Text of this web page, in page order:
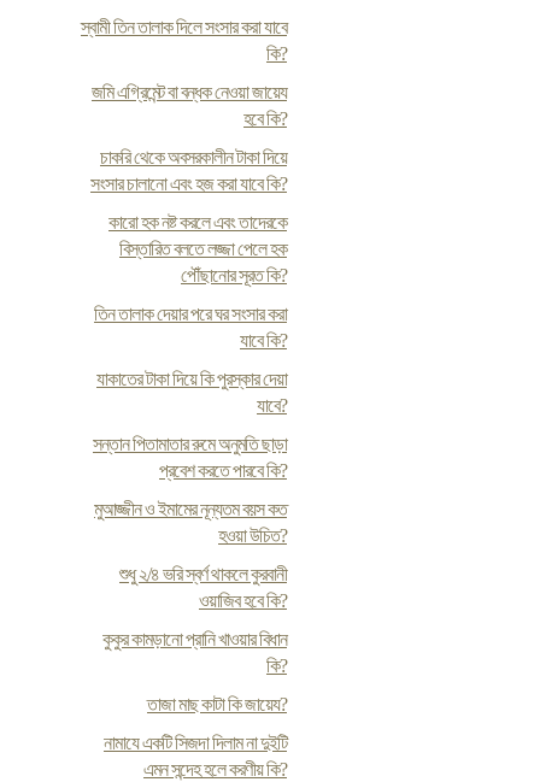
স্বামী তিন তালাক দিলে সংসার করা যাবে
কি?
জমি এগ্রিমেন্ট বা বন্ধক নেওয়া জায়েয
হবে কি?
চাকরি থেকে অবসরকালীন টাকা দিয়ে
সংসার চালানো এবং হজ করা যাবে কি?
কারো হক নষ্ট করলে এবং তাদেরকে
বিস্তারিত বলতে লজ্জা পেলে হক
পৌঁছানোর সূরত কি?
তিন তালাক দেয়ার পরে ঘর সংসার করা
যাবে কি?
যাকাতের টাকা দিয়ে কি পুরস্কার দেয়া
যাবে?
সন্তান পিতামাতার রুমে অনুমতি ছাড়া
প্রবেশ করতে পারবে কি?
মুআজ্জীন ও ইমামের নূন্যতম বয়স কত
হওয়া উচিত?
শুধু ২/৪ ভরি স্বর্ণ থাকলে কুরবানী
ওয়াজিব হবে কি?
কুকুর কামড়ানো প্রানি খাওয়ার বিধান
কি?
তাজা মাছ কাটা কি জায়েয?
নামাযে একটি সিজদা দিলাম না দুইটি
এমন সন্দেহ হলে করণীয় কি?